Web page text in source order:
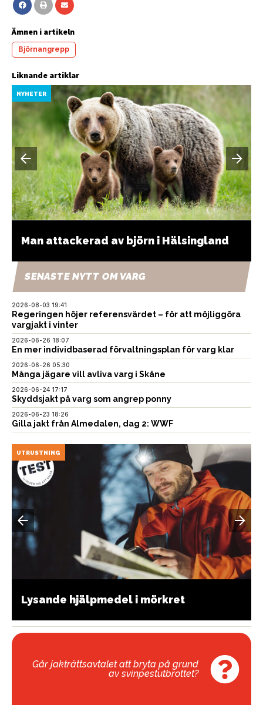
Ämnen i artikeln
Björnangrepp
Liknande artiklar
NYHETER
Man attackerad av björn i Hälsingland
SENASTE NYTT OM VARG
2026-08-03 19:41
Regeringen höjer referensvärdet – för att möjliggöra
vargjakt i vinter
2026-06-26 18:07
En mer individbaserad förvaltningsplan för varg klar
2026-06-26 05:30
Många jägare vill avliva varg i Skåne
2026-06-24 17:17
Skyddsjakt på varg som angrep ponny
2026-06-23 18:26
Gilla jakt från Almedalen, dag 2: WWF
UTRUSTNING
Lysande hjälpmedel i mörkret
Går jakträttsavtalet att bryta på grund
av svinpestutbrottet?